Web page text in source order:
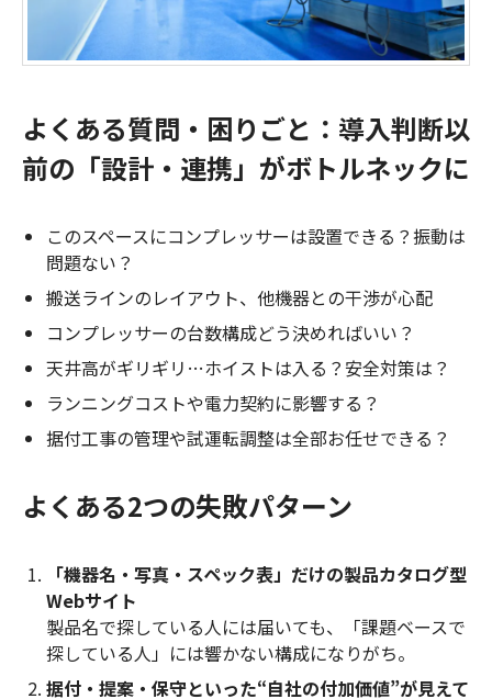
よくある質問・困りごと：導入判断以
前の「設計・連携」がボトルネックに
このスペースにコンプレッサーは設置できる？振動は
問題ない？
搬送ラインのレイアウト、他機器との干渉が心配
コンプレッサーの台数構成どう決めればいい？
天井高がギリギリ…ホイストは入る？安全対策は？
ランニングコストや電力契約に影響する？
据付工事の管理や試運転調整は全部お任せできる？
よくある2つの失敗パターン
「機器名・写真・スペック表」だけの製品カタログ型
Webサイト
製品名で探している人には届いても、「課題ベースで
探している人」には響かない構成になりがち。
据付・提案・保守といった“自社の付加価値”が見えて